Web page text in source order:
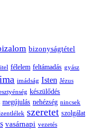
bizonyságtétel
félelem feltámadás gyász
ima imádság Isten Jézus
készülődés
megújulás nehézség nincsek
szeretet szolgálat
vasárnapi vezetés